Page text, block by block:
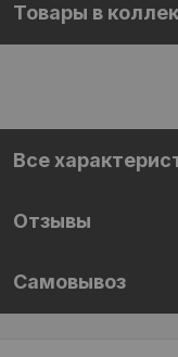
Товары в
Все
Отзывы
Самовывоз